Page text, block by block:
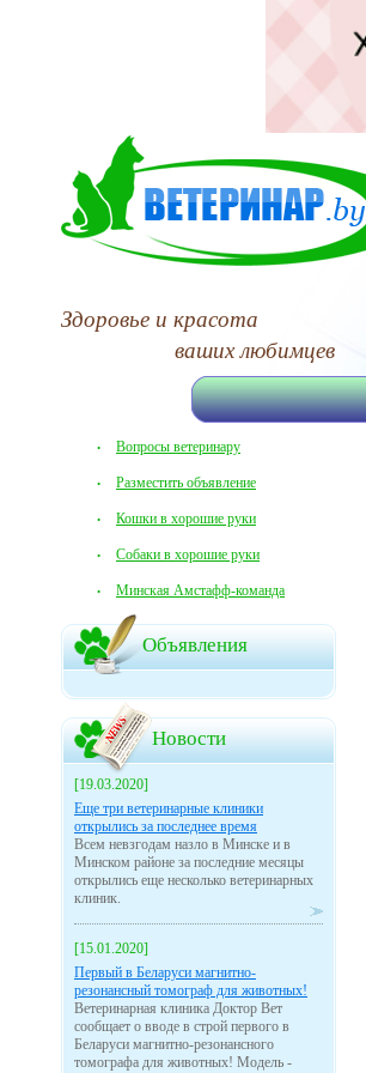
Здоровье и красота
ваших любимцев
Вопросы ветеринару
Разместить объявление
Кошки в хорошие руки
Собаки в хорошие руки
Минская Амстафф-команда
Объявления
Новости
[19.03.2020]
Еще три ветеринарные клиники
открылись за последнее время
Всем невзгодам назло в Минске и в
Минском районе за последние месяцы
открылись еще несколько ветеринарных
клиник.
[15.01.2020]
Первый в Беларуси магнитно-
резонансный томограф для животных!
Ветеринарная клиника Доктор Вет
сообщает о вводе в строй первого в
Беларуси магнитно-резонансного
томографа для животных! Модель -